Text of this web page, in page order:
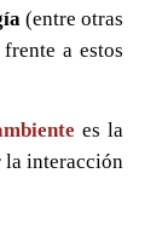
(entre otras
a estos
es la
la interacción